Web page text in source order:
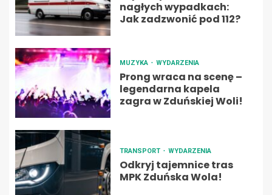
nagłych wypadkach:
Jak zadzwonić pod 112?
MUZYKA WYDARZENIA
Prong wraca na scenę –
legendarna kapela
zagra w Zduńskiej Woli!
TRANSPORT WYDARZENIA
Odkryj tajemnice tras
MPK Zduńska Wola!